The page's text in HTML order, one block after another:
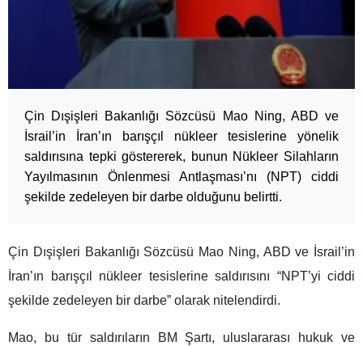
Çin Dışişleri Bakanlığı Sözcüsü Mao Ning, ABD ve
İsrail’in İran’ın barışçıl nükleer tesislerine yönelik
saldırısına tepki göstererek, bunun Nükleer Silahların
Yayılmasının Önlenmesi Antlaşması’nı (NPT) ciddi
şekilde zedeleyen bir darbe olduğunu belirtti.
Çin Dışişleri Bakanlığı Sözcüsü Mao Ning, ABD ve İsrail’in
İran’ın barışçıl nükleer tesislerine saldırısını “NPT’yi ciddi
şekilde zedeleyen bir darbe” olarak nitelendirdi.
Mao, bu tür saldırıların BM Şartı, uluslararası hukuk ve